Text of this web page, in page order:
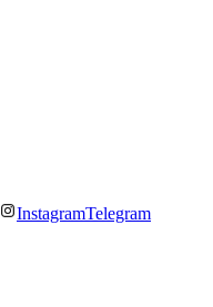
InstagramTelegram